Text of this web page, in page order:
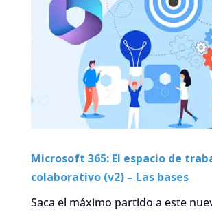
Microsoft 365: El espacio de
colaborativo (v2) – Las bases
Saca el máximo partido a este